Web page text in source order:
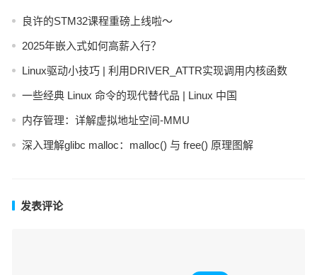
良许的STM32课程重磅上线啦～
2025年嵌入式如何高薪入行？
Linux驱动小技巧 | 利用DRIVER_ATTR实现调用内核函数
一些经典 Linux 命令的现代替代品 | Linux 中国
内存管理：详解虚拟地址空间-MMU
深入理解glibc malloc：malloc() 与 free() 原理图解
发表评论